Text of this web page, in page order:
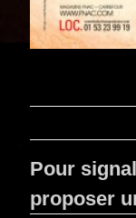
Pour
proposer